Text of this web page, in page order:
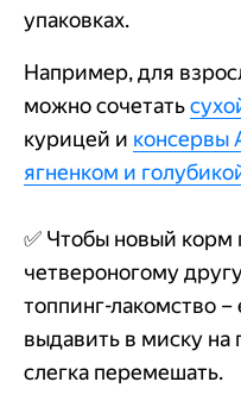
упаковках.
Например, для
можно сочетать
курицей и консервы
ягненком и
✅ Чтобы новый корм
четвероногому
топпинг-лакомство
выдавить в миску
слегка перемешать.